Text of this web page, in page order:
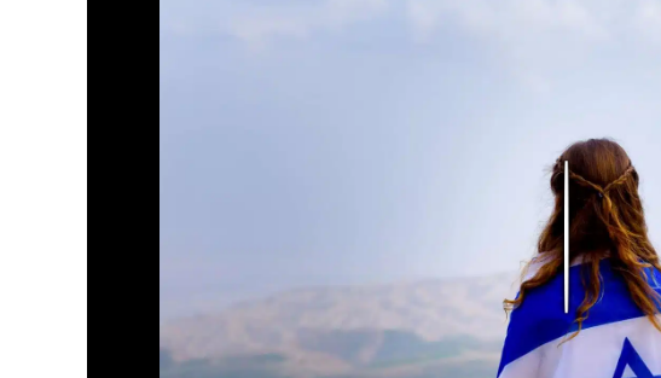
Play